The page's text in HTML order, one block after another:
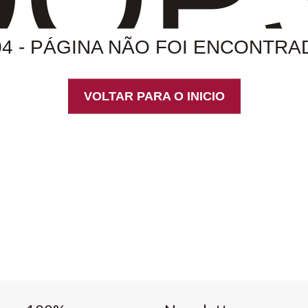
- PÁGINA NÃO FOI
VOLTAR PARA O INICIO